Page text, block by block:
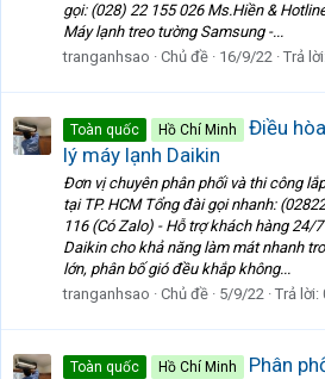
gọi: (028) 22 155 026 Ms.Hiền &
Máy lạnh treo tường Samsung -...
tranganhsao
Chủ đề 16/9/22 Trả
Toàn quốc Hồ Chí Minh
Điều
lý máy lạnh Daikin
Đơn vị chuyên phân phối và thi công
tại TP. HCM Tổng đài gọi nhanh:
116 (Có Zalo) - Hỗ trợ khách hàng 24/
Daikin cho khả năng làm mát nhanh
lớn, phân bố gió đều khắp không...
tranganhsao
Chủ đề 5/9/22 Trả lời:
Toàn quốc Hồ Chí Minh
Phân